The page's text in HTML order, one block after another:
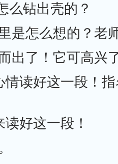
么钻出壳的？
是怎么想的？老
出了！它可高兴
情读好这一段！
好这一段！